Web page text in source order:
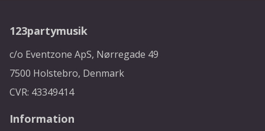
123partymusik
c/o Eventzone ApS, Nørregade 49
7500 Holstebro, Denmark
CVR: 43349414
Information